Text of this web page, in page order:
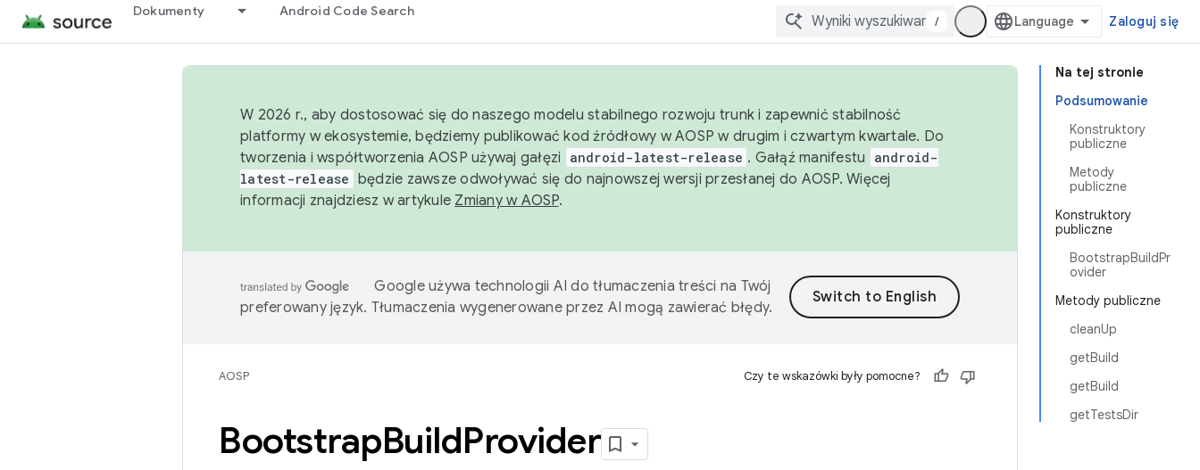
Dokumenty Android Code Search
/ Zaloguj się
Na tej stronie
Podsumowanie
Konstruktory
publiczne
Metody
publiczne
Konstruktory
publiczne
BootstrapBuildPr
ovider
Metody publiczne
cleanUp
getBuild
getBuild
getTestsDir
W 2026 r., aby dostosować się do naszego modelu stabilnego rozwoju trunk i zapewnić stabilność
platformy w ekosystemie, będziemy publikować kod źródłowy w AOSP w drugim i czwartym kwartale. Do
tworzenia i współtworzenia AOSP używaj gałęzi
android-latest-release . Gałąź manifestu
android-
latest-release będzie zawsze odwoływać się do najnowszej wersji przesłanej do AOSP. Więcej
informacji znajdziesz w artykule Zmiany w AOSP.
Google używa technologii AI do tłumaczenia treści na Twój
preferowany język. Tłumaczenia wygenerowane przez AI mogą zawierać błędy.
AOSP Czy te wskazówki były pomocne?
BootstrapBuildProvider